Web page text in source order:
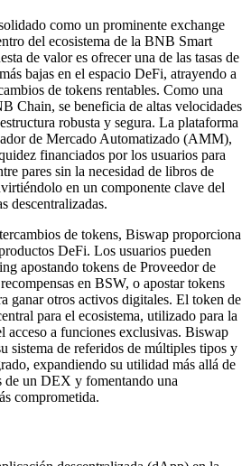
como un prominente exchange
del ecosistema de la BNB Smart
de valor es ofrecer una de las tasas de
bajas en el espacio DeFi, atrayendo a
de tokens rentables. Como una
Chain, se beneficia de altas velocidades
robusta y segura. La plataforma
de Mercado Automatizado (AMM),
financiados por los usuarios para
pares sin la necesidad de libros de
en un componente clave del
descentralizadas.
de tokens, Biswap proporciona
DeFi. Los usuarios pueden
apostando tokens de Proveedor de
en BSW, o apostar tokens
ganar otros activos digitales. El token de
para el ecosistema, utilizado para la
acceso a funciones exclusivas. Biswap
sistema de referidos de múltiples tipos y
expandiendo su utilidad más allá de
de un DEX y fomentando una
comprometida.